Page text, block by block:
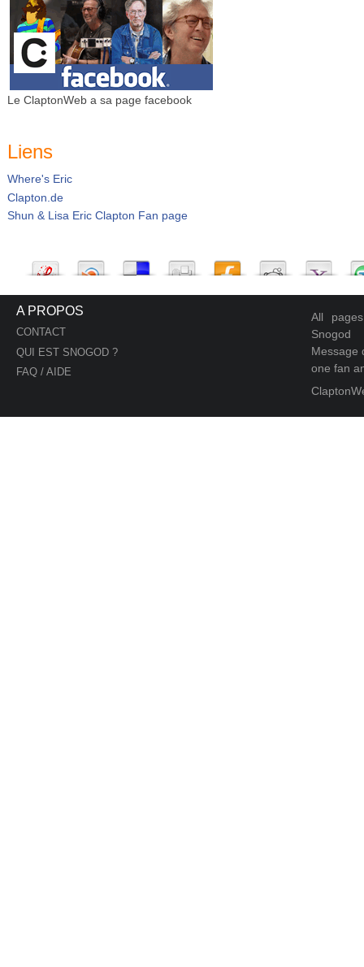
Le ClaptonWeb a sa page facebook
Liens
Where's Eric
Clapton.de
Shun & Lisa Eric Clapton Fan page
A PROPOS
CONTACT
QUI EST SNOGOD ?
FAQ / AIDE
All
Snogod
Message
one fan